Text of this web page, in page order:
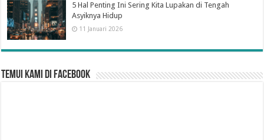
5 Hal Penting Ini Sering Kita Lupakan di Tengah
Asyiknya Hidup
11 Januari 2026
Temui Kami di Facebook